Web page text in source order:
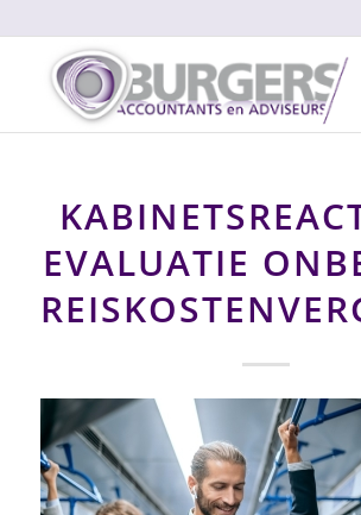
EVALUATIE